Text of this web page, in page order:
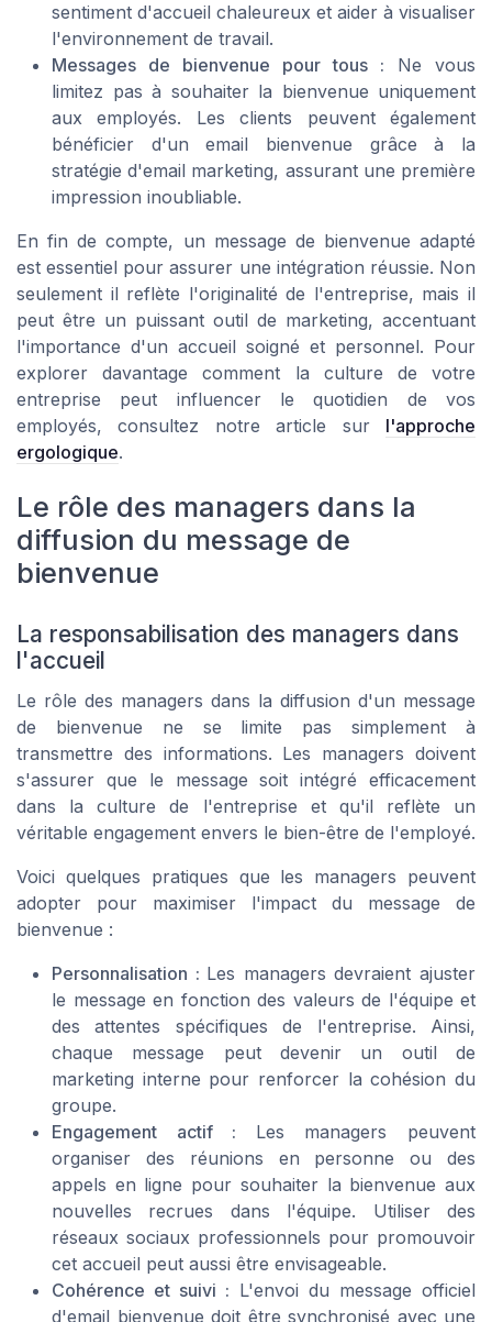
sentiment d'accueil chaleureux et aider à visualiser
l'environnement de travail.
Messages de bienvenue pour tous : Ne vous
limitez pas à souhaiter la bienvenue uniquement
aux employés. Les clients peuvent également
bénéficier d'un email bienvenue grâce à la
stratégie d'email marketing, assurant une première
impression inoubliable.
En fin de compte, un message de bienvenue adapté
est essentiel pour assurer une intégration réussie. Non
seulement il reflète l'originalité de l'entreprise, mais il
peut être un puissant outil de marketing, accentuant
l'importance d'un accueil soigné et personnel. Pour
explorer davantage comment la culture de votre
entreprise peut influencer le quotidien de vos
employés, consultez notre article sur l'approche
ergologique.
Le rôle des managers dans la
diffusion du message de
bienvenue
La responsabilisation des managers dans
l'accueil
Le rôle des managers dans la diffusion d'un message
de bienvenue ne se limite pas simplement à
transmettre des informations. Les managers doivent
s'assurer que le message soit intégré efficacement
dans la culture de l'entreprise et qu'il reflète un
véritable engagement envers le bien-être de l'employé.
Voici quelques pratiques que les managers peuvent
adopter pour maximiser l'impact du message de
bienvenue :
Personnalisation : Les managers devraient ajuster
le message en fonction des valeurs de l'équipe et
des attentes spécifiques de l'entreprise. Ainsi,
chaque message peut devenir un outil de
marketing interne pour renforcer la cohésion du
groupe.
Engagement actif : Les managers peuvent
organiser des réunions en personne ou des
appels en ligne pour souhaiter la bienvenue aux
nouvelles recrues dans l'équipe. Utiliser des
réseaux sociaux professionnels pour promouvoir
cet accueil peut aussi être envisageable.
Cohérence et suivi : L'envoi du message officiel
d'email bienvenue doit être synchronisé avec une